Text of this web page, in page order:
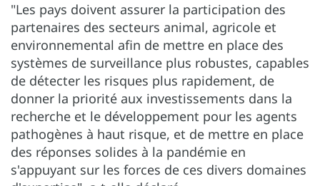
"Les pays doivent assurer la participation des
partenaires des secteurs animal, agricole et
environnemental afin de mettre en place des
systèmes de surveillance plus robustes, capables
de détecter les risques plus rapidement, de
donner la priorité aux investissements dans la
recherche et le développement pour les agents
pathogènes à haut risque, et de mettre en place
des réponses solides à la pandémie en
s'appuyant sur les forces de ces divers domaines